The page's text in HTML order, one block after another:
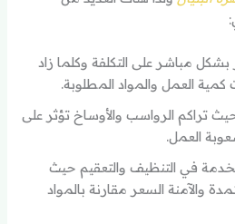
مباشر على التكلفة وكلما زاد
العمل والمواد المطلوبة.
تراكم الرواسب والأوساخ تؤثر على
العمل.
في التنظيف والتعقيم حيث
والآمنة السعر مقارنة بالمواد